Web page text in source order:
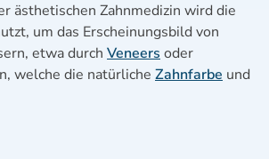
ästhetischen Zahnmedizin wird die
um das Erscheinungsbild von
etwa durch Veneers oder
welche die natürliche Zahnfarbe und